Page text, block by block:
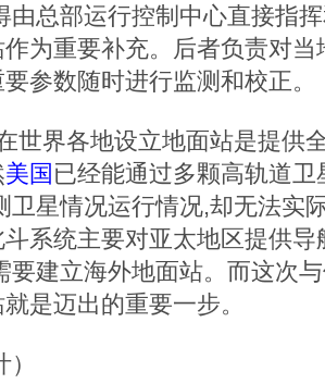
由总部运行控制中心直接指
为重要补充。后者负责对
参数随时进行监测和校正。
世界各地设立地面站是提供
美国 已经能通过多颗高轨道
卫星情况运行情况,却无法实
系统主要对亚太地区提供
要建立海外地面站。而这次
是迈出的重要一步。